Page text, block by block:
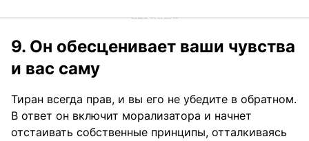
9. Он обесценивает ваши чувства
и вас саму
Тиран всегда прав, и вы его не убедите в обратном.
В ответ он включит морализатора и начнет
отстаивать собственные принципы, отталкиваясь